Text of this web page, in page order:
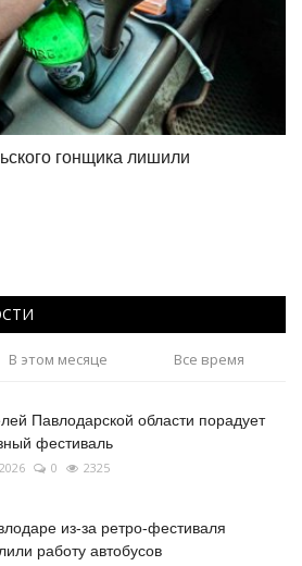
гонщика лишили
В этом месяце Все время
Павлодарской области порадует
фестиваль
0 2325
из-за ретро-фестиваля
работу автобусов